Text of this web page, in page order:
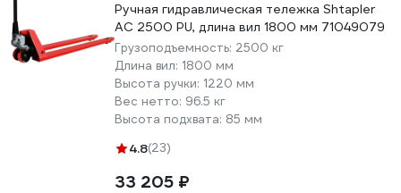
Ручная гидравлическая тележка Shtapler
AC 2500 PU, длина вил 1800 мм 71049079
Грузоподъемность: 2500 кг
Длина вил: 1800 мм
Высота ручки: 1220 мм
Вес нетто: 96.5 кг
Высота подхвата: 85 мм
4.8(23)
33 205 ₽